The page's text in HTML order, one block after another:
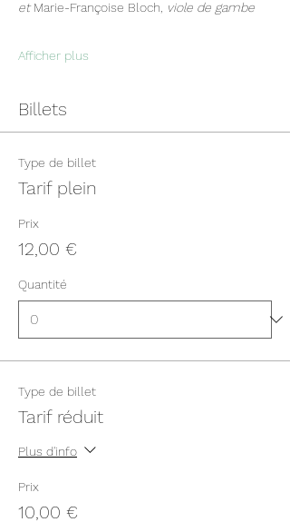
et Marie-Françoise Bloch, viole de gambe
Afficher plus
Billets
Type de billet
Tarif plein
Prix
12,00 €
Quantité
Type de billet
Tarif réduit
Plus d'info
Prix
10,00 €